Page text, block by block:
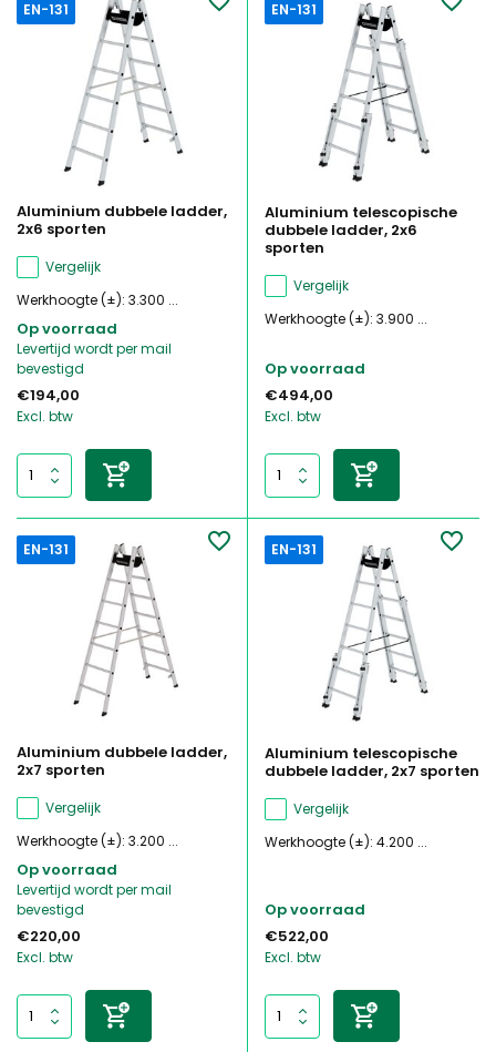
EN-131
Aluminium dubbele ladder,
2x6 sporten
Vergelijk
Werkhoogte (±): 3.300 ...
Op voorraad
Levertijd wordt per mail
bevestigd
€194,00
Excl. btw
EN-131
Aluminium telescopische
dubbele ladder, 2x6
sporten
Vergelijk
Werkhoogte (±): 3.900 ...
Op voorraad
€494,00
Excl. btw
EN-131
Aluminium dubbele ladder,
2x7 sporten
Vergelijk
Werkhoogte (±): 3.200 ...
Op voorraad
Levertijd wordt per mail
bevestigd
€220,00
Excl. btw
EN-131
Aluminium telescopische
dubbele ladder, 2x7 sporten
Vergelijk
Werkhoogte (±): 4.200 ...
Op voorraad
€522,00
Excl. btw